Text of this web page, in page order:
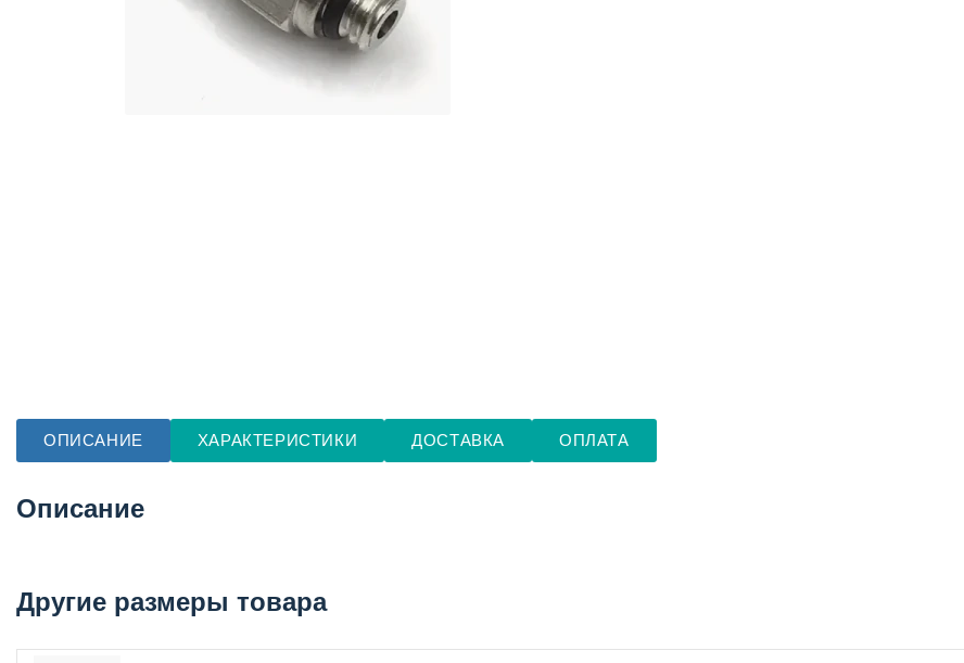
ОПИСАНИЕ ХАРАКТЕРИСТИКИ ДОСТАВКА ОПЛАТА
Описание
Другие размеры товара